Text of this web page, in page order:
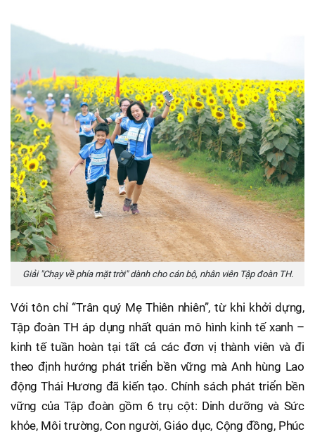
Giải "Chạy về phía mặt trời" dành cho cán bộ, nhân viên Tập đoàn TH.
Với tôn chỉ “Trân quý Mẹ Thiên nhiên”, từ khi khởi dựng,
Tập đoàn TH áp dụng nhất quán mô hình kinh tế xanh –
kinh tế tuần hoàn tại tất cả các đơn vị thành viên và đi
theo định hướng phát triển bền vững mà Anh hùng Lao
động Thái Hương đã kiến tạo. Chính sách phát triển bền
vững của Tập đoàn gồm 6 trụ cột: Dinh dưỡng và Sức
khỏe, Môi trường, Con người, Giáo dục, Cộng đồng, Phúc